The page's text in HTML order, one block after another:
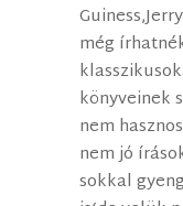
még
könyveinek
nem
nem jó
sokkal